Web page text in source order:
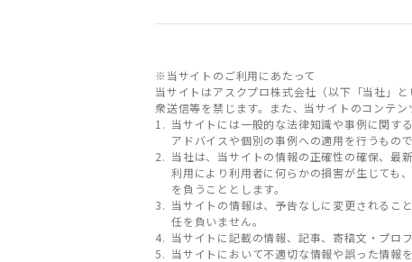
※当サイトのご利用にあたって
当サイトはアスクプロ株式会社（以下「当社」
衆送信等を禁じます。また、当サイトのコンテ
当サイトには一般的な法律知識や事例に関す
アドバイスや個別の事例への適用を行うもの
当社は、当サイトの情報の正確性の確保、最
利用により利用者に何らかの損害が生じても
を負うこととします。
当サイトの情報は、予告なしに変更されるこ
任を負いません。
当サイトに記載の情報、記事、寄稿文・プロ
当サイトにおいて不適切な情報や誤った情報